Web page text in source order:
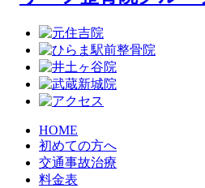
HOME
初めての方へ
交通事故治療
料金表